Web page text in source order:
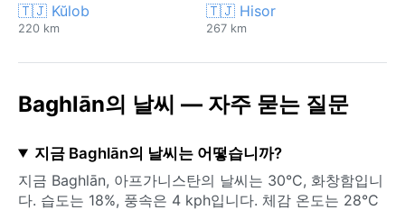
🇹🇯 Kŭlob
220 km
🇹🇯 Hisor
267 km
Baghlān의 날씨 — 자주 묻는 질문
지금 Baghlān의 날씨는 어떻습니까?
지금 Baghlān, 아프가니스탄의 날씨는 30°C, 화창함입니
다. 습도는 18%, 풍속은 4 kph입니다. 체감 온도는 28°C